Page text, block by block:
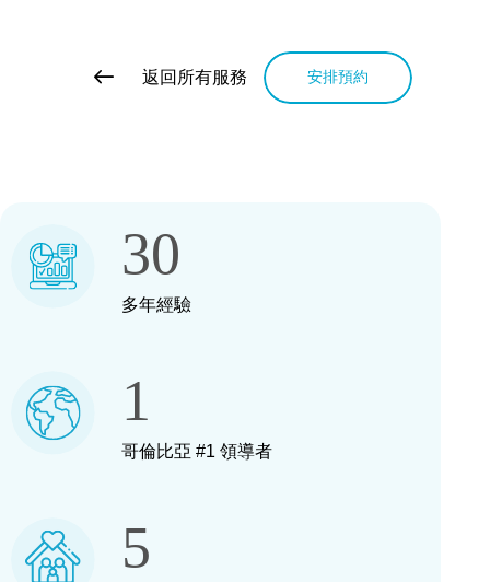
返回所有服務 安排預約
30
多年經驗
1
哥倫比亞 #1 領導者
5